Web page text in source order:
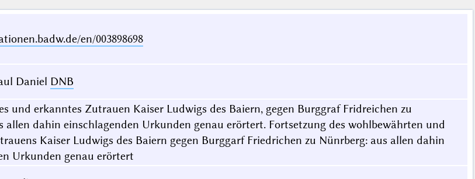
en/003898698
Daniel DNB
und erkanntes Zutrauen Kaiser Ludwigs des Baiern, gegen Burggraf Fridreichen zu
allen dahin einschlagenden Urkunden genau erörtert. Fortsetzung des wohlbewährten und
Kaiser Ludwigs des Baiern gegen Burggarf Friedrichen zu Nünrberg: aus allen dahin
Urkunden genau erörtert